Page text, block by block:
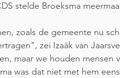
stelde Broeksma
zoals de gemeente nu
zei Izaäk van
maar we houden mensen
was dat niet met hem